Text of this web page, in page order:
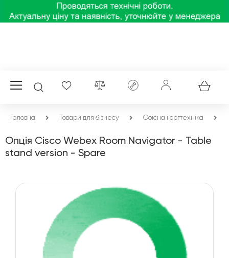
Головна Товари для бізнесу Офісна і оргтехніка
Опція Cisco Webex Room Navigator - Table
stand version - Spare